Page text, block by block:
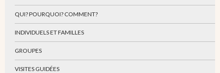
QUI? POURQUOI? COMMENT?
INDIVIDUELS ET FAMILLES
GROUPES
VISITES GUIDÉES